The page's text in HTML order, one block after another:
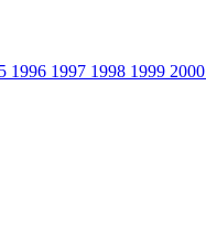
1996 1997 1998 1999 2000